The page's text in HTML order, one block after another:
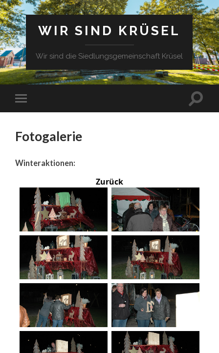
WIR SIND KRÜSEL
Wir sind die Siedlungsgemeinschaft Krüsel
Fotogalerie
Winteraktionen:
Zurück